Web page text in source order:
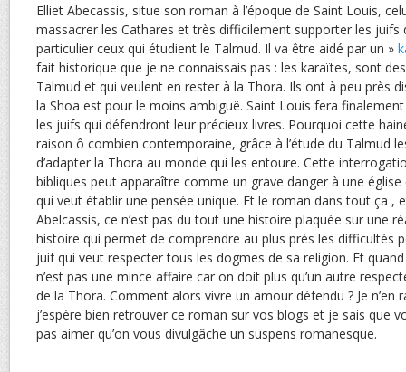
Elliet Abecassis, situe son roman à l’époque de Saint Louis,
massacrer les Cathares et très difficilement supporter les juifs
particulier ceux qui étudient le Talmud. Il va être aidé par un »
fait historique que je ne connaissais pas : les karaïtes, sont
Talmud et qui veulent en rester à la Thora. Ils ont à peu près
la Shoa est pour le moins ambiguë. Saint Louis fera
les juifs qui défendront leur précieux livres. Pourquoi cette
raison ô combien contemporaine, grâce à l’étude du Talmud
d’adapter la Thora au monde qui les entoure. Cette
bibliques peut apparaître comme un grave danger à une
qui veut établir une pensée unique. Et le roman dans tout ça ,
Abelcassis, ce n’est pas du tout une histoire plaquée sur une
histoire qui permet de comprendre au plus près les difficultés
juif qui veut respecter tous les dogmes de sa religion. Et quand
n’est pas une mince affaire car on doit plus qu’un autre
de la Thora. Comment alors vivre un amour défendu ? Je n’en
j’espère bien retrouver ce roman sur vos blogs et je sais que
pas aimer qu’on vous divulgâche un suspens romanesque.